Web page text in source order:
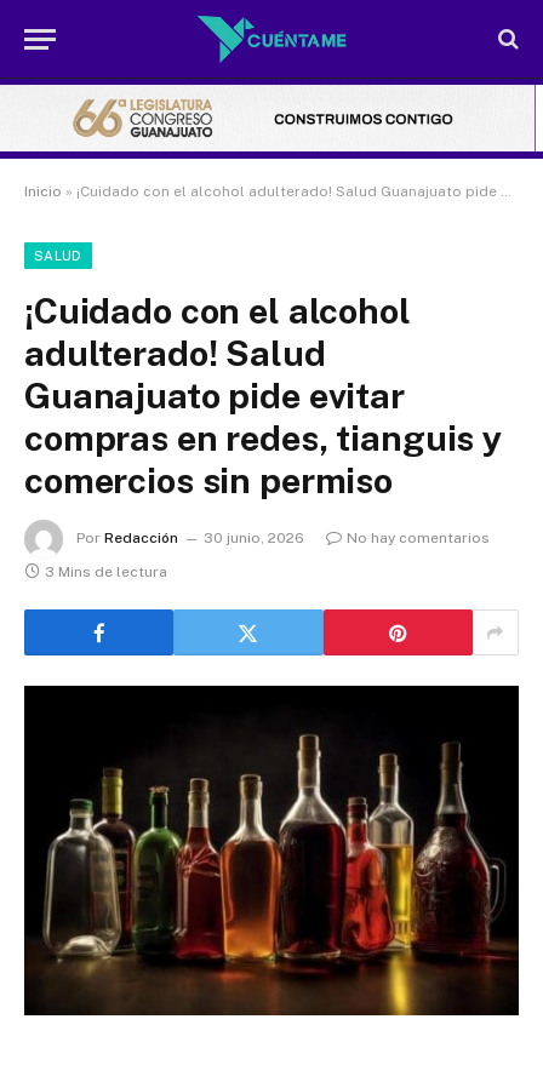
Inicio » ¡Cuidado con el alcohol adulterado! Salud Guanajuato pide evitar compras en redes, tianguis y comercios sin permiso
SALUD
¡Cuidado con el alcohol
adulterado! Salud
Guanajuato pide evitar
compras en redes, tianguis y
comercios sin permiso
Por Redacción 30 junio, 2026
No hay comentarios
3 Mins de lectura